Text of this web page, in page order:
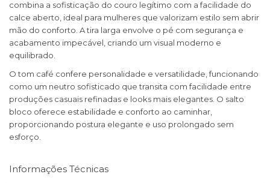
combina a sofisticação do couro legítimo com a facilidade do
calce aberto, ideal para mulheres que valorizam estilo sem abrir
mão do conforto. A tira larga envolve o pé com segurança e
acabamento impecável, criando um visual moderno e
equilibrado.
O tom café confere personalidade e versatilidade, funcionando
como um neutro sofisticado que transita com facilidade entre
produções casuais refinadas e looks mais elegantes. O salto
bloco oferece estabilidade e conforto ao caminhar,
proporcionando postura elegante e uso prolongado sem
esforço.
Informações Técnicas